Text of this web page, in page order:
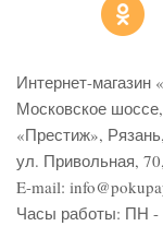
Интернет-магазин
Московское
«Престиж», Рязань,
ул. Привольная,
E-mail:
Часы работы: ПН -